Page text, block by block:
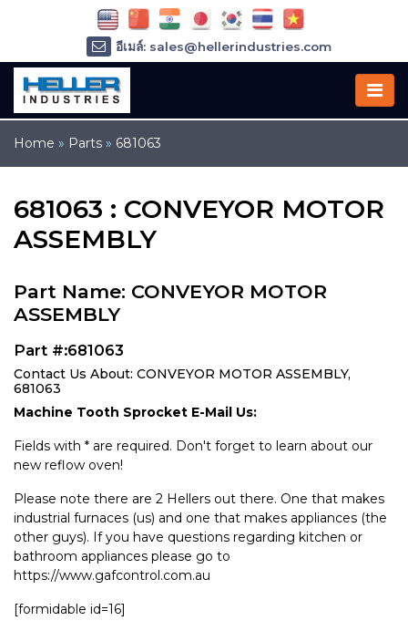
Home » Parts » 681063
681063 : CONVEYOR MOTOR
ASSEMBLY
Part Name: CONVEYOR MOTOR
ASSEMBLY
Part #:681063
Contact Us About: CONVEYOR MOTOR ASSEMBLY,
681063
Machine Tooth Sprocket E-Mail Us:
Fields with * are required. Don't forget to learn about our
new reflow oven!
Please note there are 2 Hellers out there. One that makes
industrial furnaces (us) and one that makes appliances (the
other guys). If you have questions regarding kitchen or
bathroom appliances please go to
https://www.gafcontrol.com.au
[formidable id=16]
อีเมล์: sales@hellerindustries.com
อีเมล์: service@hellerindustries.com
โทรศัพท์ :